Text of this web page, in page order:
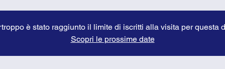
è stato raggiunto il limite di iscritti alla visita per questa
Scopri le prossime date